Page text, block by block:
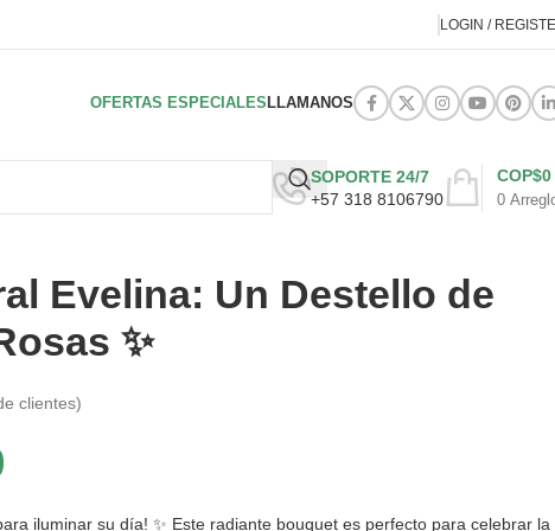
LOGIN /
OFERTAS ESPECIALES LLAMANOS
SOPORTE 24/7
+57 318 8106790
0
COP$0
Evelina: Un Destello de
✨
clientes)
iluminar su día! ✨ Este radiante bouquet es perfecto para celebrar la